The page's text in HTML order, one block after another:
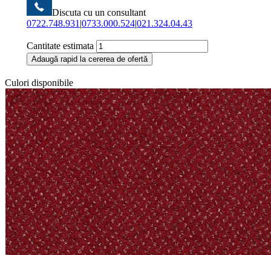
Discuta cu un consultant
0722.748.931 |0733.000.524|021.324.04.43
Cantitate estimata
Adaugă rapid la cererea de ofertă
Culori disponibile